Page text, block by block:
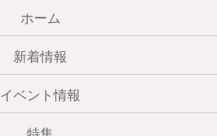
ホーム
新着情報
イベント情報